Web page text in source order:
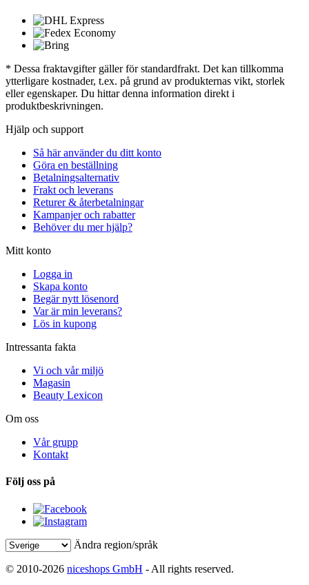
* Dessa fraktavgifter gäller för standardfrakt. Det kan tillkomma
ytterligare kostnader, t.ex. på grund av produkternas vikt, storlek
eller egenskaper. Du hittar denna information direkt i
produktbeskrivningen.
Hjälp och support
Så här använder du ditt konto
Göra en beställning
Betalningsalternativ
Frakt och leverans
Returer & återbetalningar
Kampanjer och rabatter
Behöver du mer hjälp?
Mitt konto
Logga in
Skapa konto
Begär nytt lösenord
Var är min leverans?
Lös in kupong
Intressanta fakta
Vi och vår miljö
Magasin
Beauty Lexicon
Om oss
Vår grupp
Kontakt
Följ oss på
Ändra region/språk
© 2010-2026 niceshops GmbH - All rights reserved.